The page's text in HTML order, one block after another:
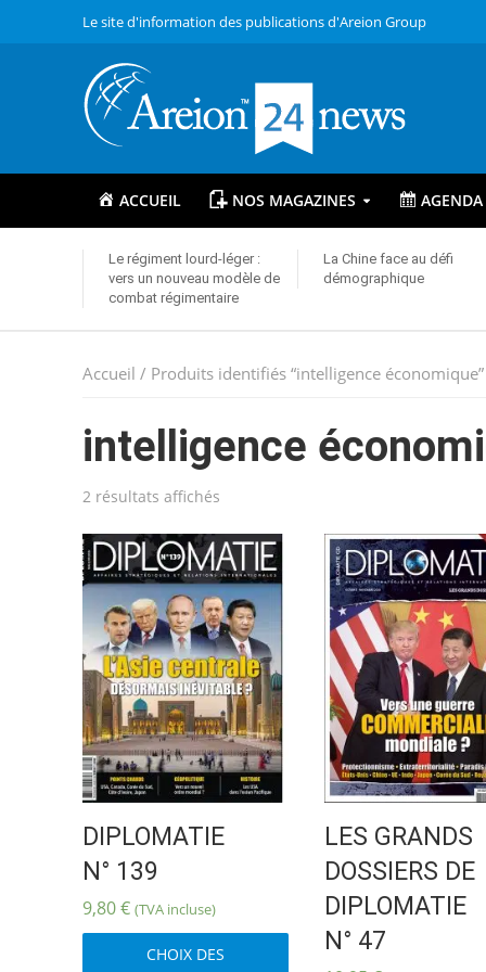
Le site d'information des publications d'Areion Group
ACCUEIL NOS MAGAZINES AGENDA
Le régiment lourd-léger :
vers un nouveau modèle de
combat régimentaire
La Chine face au défi
démographique
Accueil / Produits identifiés “intelligence économique”
intelligence
2 résultats affichésTrié
plus
récent
au
plus
ancien
DIPLOMATIE
N° 139
9,80€ (TVA incluse)
CHOIX DES
Ce
LES GRANDS
DOSSIERS DE
DIPLOMATIE
N° 47